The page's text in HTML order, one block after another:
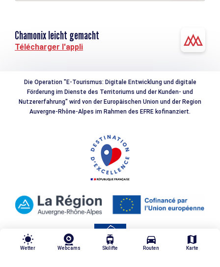
Chamonix leicht gemacht
Télécharger l'appli
Die Operation "E-Tourismus: Digitale Entwicklung und digitale
Förderung im Dienste des Territoriums und der Kunden- und
Nutzererfahrung" wird von der Europäischen Union und der Region
Auvergne-Rhône-Alpes im Rahmen des EFRE kofinanziert.
wb_sunny
Wetter Webcams
tram
Skilifte
directions_car
Routen
map
Karte